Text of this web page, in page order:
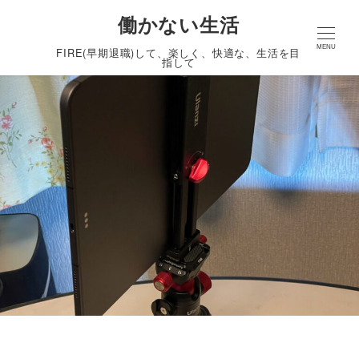
働かない生活
FIRE(早期退職)して、楽しく、快適な、生活を目
指して
MENU